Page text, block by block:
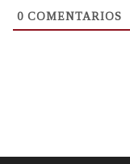
0 COMENTARIOS